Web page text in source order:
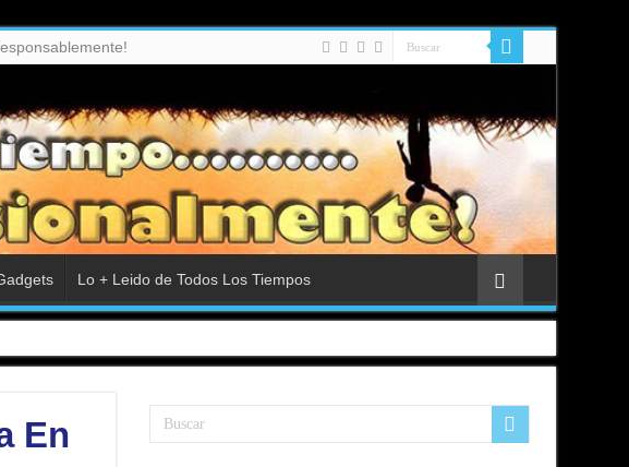
Lo + Leido de Todos Los Tiempos
En